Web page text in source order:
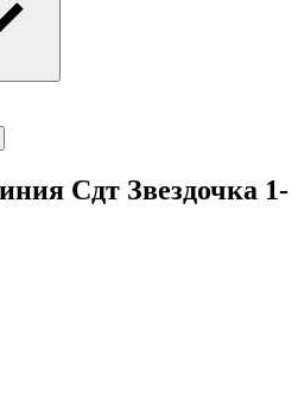
Сдт Звездочка 1-